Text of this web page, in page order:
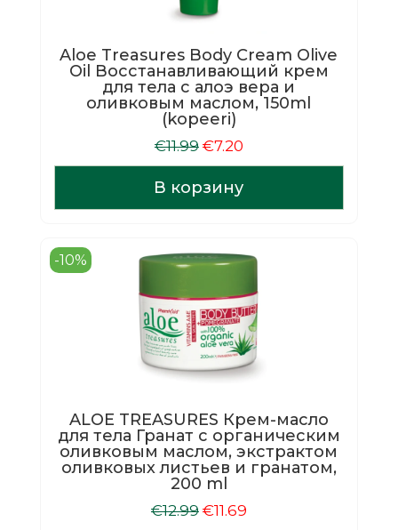
Aloe Treasures Body Cream Olive
Oil Восстанавливающий крем
для тела с алоэ вера и
оливковым маслом, 150ml
(kopeeri)
€11.99 Первоначальная
цена
составляла
€11.99.
€7.20Текущая
цена:
€7.20.
В корзину
-10%
ALOE TREASURES Крем-масло
для тела Гранат с органическим
оливковым маслом, экстрактом
оливковых листьев и гранатом,
200 ml
€12.99 Первоначальная
€11.69Текущая